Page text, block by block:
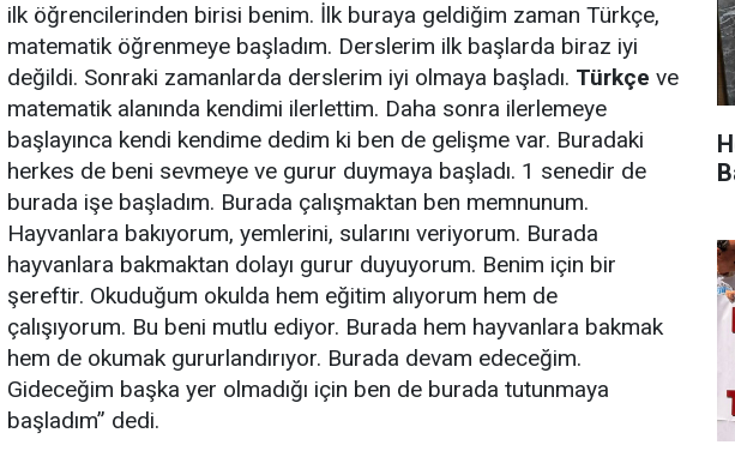
ilk öğrencilerinden birisi benim. İlk buraya geldiğim zaman Türkçe,
matematik öğrenmeye başladım. Derslerim ilk başlarda biraz iyi
değildi. Sonraki zamanlarda derslerim iyi olmaya başladı. Türkçe ve
matematik alanında kendimi ilerlettim. Daha sonra ilerlemeye
başlayınca kendi kendime dedim ki ben de gelişme var. Buradaki
herkes de beni sevmeye ve gurur duymaya başladı. 1 senedir de
burada işe başladım. Burada çalışmaktan ben memnunum.
Hayvanlara bakıyorum, yemlerini, sularını veriyorum. Burada
hayvanlara bakmaktan dolayı gurur duyuyorum. Benim için bir
şereftir. Okuduğum okulda hem eğitim alıyorum hem de
çalışıyorum. Bu beni mutlu ediyor. Burada hem hayvanlara bakmak
hem de okumak gururlandırıyor. Burada devam edeceğim.
Gideceğim başka yer olmadığı için ben de burada tutunmaya
başladım” dedi.